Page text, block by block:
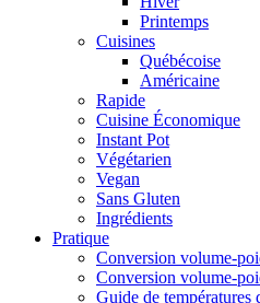
Printemps
Cuisines
Québécoise
Américaine
Rapide
Cuisine Économique
Instant Pot
Végétarien
Vegan
Sans Gluten
Ingrédients
Pratique
Conversion volume-
Conversion volume-
Guide de températures